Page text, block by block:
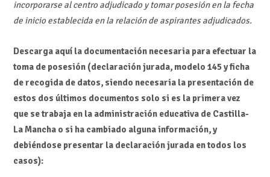
incorporarse al centro adjudicado y tomar posesión en la fecha
de inicio establecida en la relación de aspirantes adjudicados.
Descarga aquí la documentación necesaria para efectuar la
toma de posesión (declaración jurada, modelo 145 y ficha
de recogida de datos, siendo necesaria la presentación de
estos dos últimos documentos solo si es la primera vez
que se trabaja en la administración educativa de Castilla-
La Mancha o si ha cambiado alguna información, y
debiéndose presentar la declaración jurada en todos los
casos):